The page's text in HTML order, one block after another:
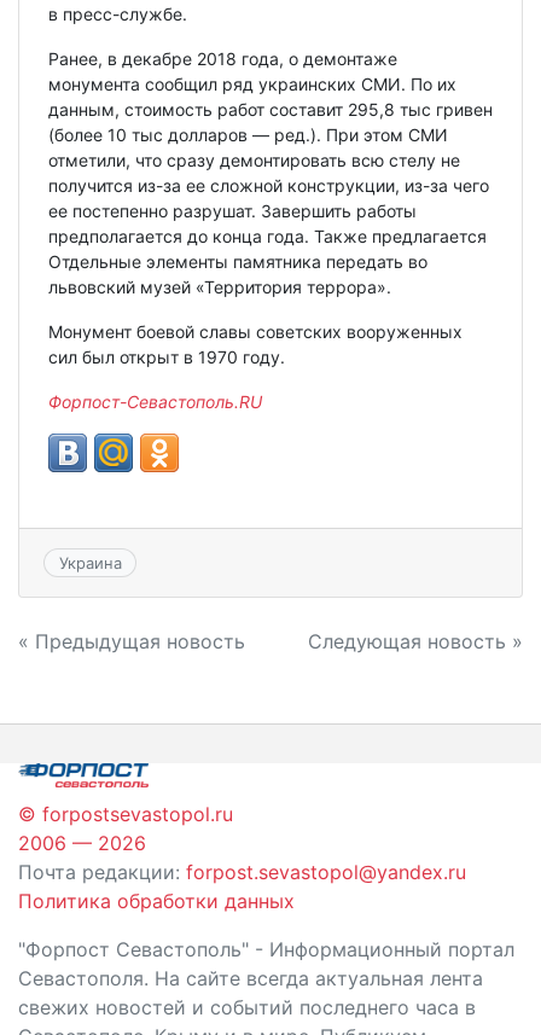
в пресс-службе.
Ранее, в декабре 2018 года, о демонтаже
монумента сообщил ряд украинских СМИ. По их
данным, стоимость работ составит 295,8 тыс гривен
(более 10 тыс долларов — ред.). При этом СМИ
отметили, что сразу демонтировать всю стелу не
получится из-за ее сложной конструкции, из-за чего
ее постепенно разрушат. Завершить работы
предполагается до конца года. Также предлагается
Отдельные элементы памятника передать во
львовский музей «Территория террора».
Монумент боевой славы советских вооруженных
сил был открыт в 1970 году.
Форпост-Севастополь.RU
Украина
Навигация
записям
« Предыдущая новость Следующая новость »
© forpostsevastopol.ru
2006 — 2026
Почта редакции: forpost.sevastopol@yandex.ru
Политика обработки данных
"Форпост Севастополь" - Информационный портал
Севастополя. На сайте всегда актуальная лента
свежих новостей и событий последнего часа в